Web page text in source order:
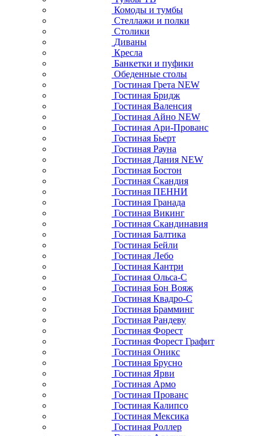
Комоды и тумбы
Стеллажи и полки
Столики
Диваны
Кресла
Банкетки и пуфики
Обеденные столы
Гостиная Грета NEW
Гостиная Бридж
Гостиная Валенсия
Гостиная Айно NEW
Гостиная Ари-Прованс
Гостиная Бьерт
Гостиная Рауна
Гостиная Дания NEW
Гостиная Бостон
Гостиная Скандия
Гостиная ПЕННИ
Гостиная Гранада
Гостиная Викинг
Гостиная Скандинавия
Гостиная Балтика
Гостиная Бейли
Гостиная Лебо
Гостиная Кантри
Гостиная Ольса-С
Гостиная Бон Вояж
Гостиная Квадро-С
Гостиная Брамминг
Гостиная Рандеву
Гостиная Форест
Гостиная Форест Графит
Гостиная Оникс
Гостиная Брусно
Гостиная Ярви
Гостиная Армо
Гостиная Прованс
Гостиная Калипсо
Гостиная Мексика
Гостиная Роллер